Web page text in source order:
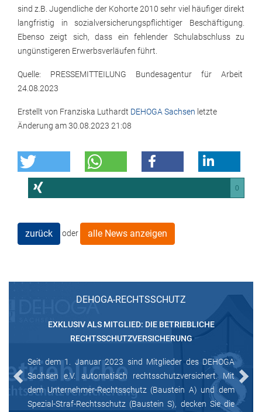
sind z.B. Jugendliche der Kohorte 2010 sehr viel häufiger direkt
langfristig in sozialversicherungspflichtiger Beschäftigung.
Ebenso zeigt sich, dass ein fehlender Schulabschluss zu
ungünstigeren Erwerbsverläufen führt.
Quelle: PRESSEMITTEILUNG Bundesagentur für Arbeit
24.08.2023
Erstellt von Franziska Luthardt DEHOGA Sachsen letzte
Änderung am30.08.2023 21:08
0
zurück oder alle News anzeigen
DEHOGA-RECHTSSCHUTZ
EXKLUSIV ALS MITGLIED: DIE BETRIEBLICHE
RECHTSSCHUTZVERSICHERUNG
Seit dem 1. Januar 2023 sind Mitglieder des DEHOGA
Sachsen e.V. automatisch rechtsschutzversichert. Mit
dem Unternehmer-Rechtsschutz (Baustein A) und dem
Spezial-Straf-Rechtsschutz (Baustein S), decken Sie die
Previous Next